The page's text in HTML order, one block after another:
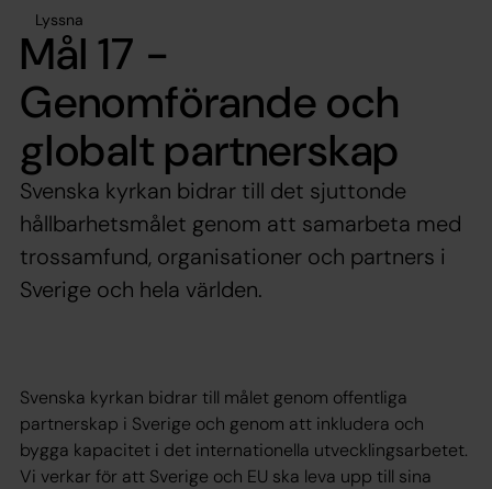
Lyssna
Mål 17 -
Genomförande och
globalt partnerskap
Svenska kyrkan bidrar till det sjuttonde
hållbarhetsmålet genom att samarbeta med
trossamfund, organisationer och partners i
Sverige och hela världen.
Svenska kyrkan bidrar till målet genom offentliga
partnerskap i Sverige och genom att inkludera och
bygga kapacitet i det internationella utvecklingsarbetet.
Vi verkar för att Sverige och EU ska leva upp till sina